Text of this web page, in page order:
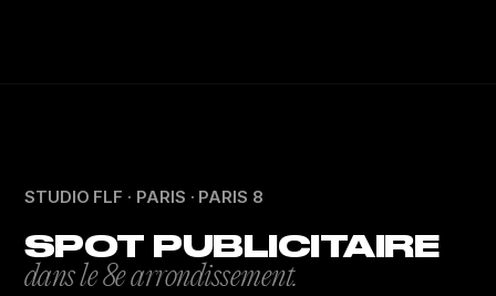
STUDIO FLF · PARIS · PARIS 8
SPOT PUBLICITAIRE
dans le 8e arrondissement.